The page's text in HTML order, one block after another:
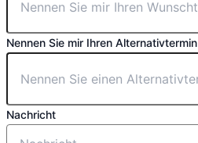
Nennen Sie mir Ihren Alternativtermin
Nachricht